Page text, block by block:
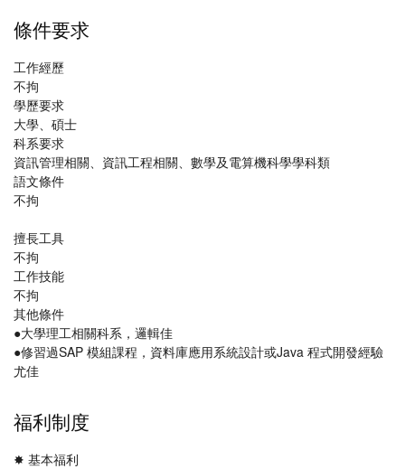
條件要求
工作經歷
不拘
學歷要求
大學、碩士
科系要求
資訊管理相關、資訊工程相關、數學及電算機科學學科類
語文條件
不拘
擅長工具
不拘
工作技能
不拘
其他條件
●大學理工相關科系，邏輯佳
●修習過SAP 模組課程，資料庫應用系統設計或Java 程式開發經驗
尤佳
福利制度
✸ 基本福利